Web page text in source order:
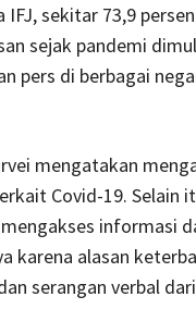
sekitar 73,9
sejak pandemi
pers di berbagai
mengatakan
Covid-19. Selain
informasi
karena alasan
serangan verbal